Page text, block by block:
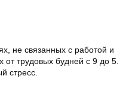
не связанных с работой и
от трудовых будней с 9 до 5.
стресс.